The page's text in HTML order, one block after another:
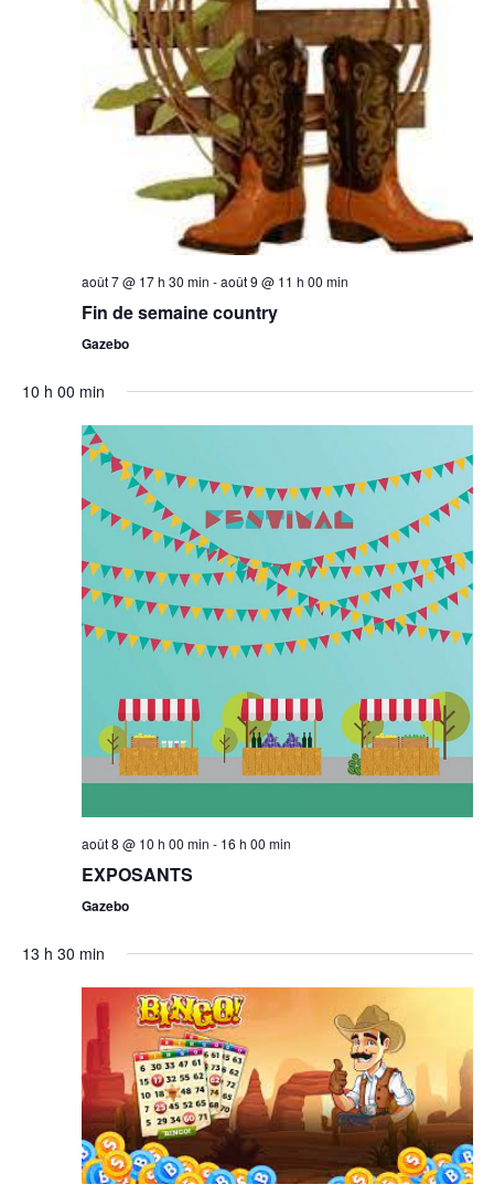
août 7 @ 17 h 30 min -août 9 @ 11 h 00 min
Fin de semaine country
Gazebo
10 h 00 min
août 8 @ 10 h 00 min - 16 h 00 min
EXPOSANTS
Gazebo
13 h 30 min